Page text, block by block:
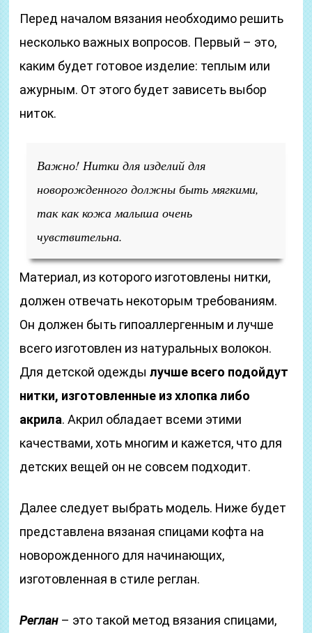
Перед началом вязания необходимо решить
несколько важных вопросов. Первый – это,
каким будет готовое изделие: теплым или
ажурным. От этого будет зависеть выбор
ниток.
Важно! Нитки для изделий для
новорожденного должны быть мягкими,
так как кожа малыша очень
чувствительна.
Материал, из которого изготовлены нитки,
должен отвечать некоторым требованиям.
Он должен быть гипоаллергенным и лучше
всего изготовлен из натуральных волокон.
Для детской одеждылучше всего подойдут
нитки, изготовленные из хлопка либо
акрила. Акрил обладает всеми этими
качествами, хоть многим и кажется, что для
детских вещей он не совсем подходит.
Далее следует выбрать модель. Ниже будет
представлена вязаная спицами кофта на
новорожденного для начинающих,
изготовленная в стиле реглан.
Реглан – это такой метод вязания спицами,